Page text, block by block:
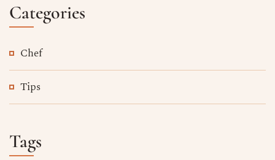
Categories
Chef
Tips
Tags